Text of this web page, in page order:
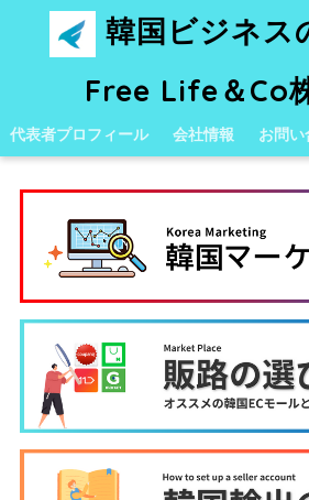
韓国ビジネス
Free Life＆Co
代表者プロフィール 会社情報 お問い